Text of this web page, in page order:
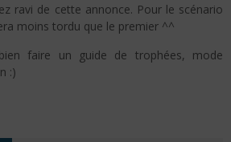
ravi de cette annonce. Pour le scénario
moins tordu que le premier ^^
faire un guide de trophées, mode
:)